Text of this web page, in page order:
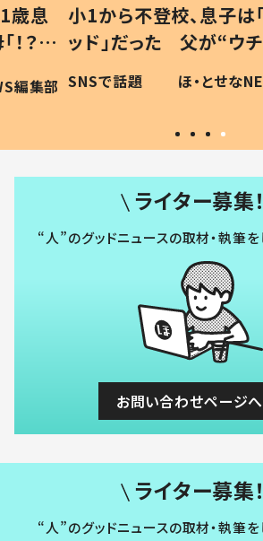
歳息
？」
編集部
小1から不登校、息子は
ッド」だった 父が“ウ
作り続ける理由とは #
#令和の子
SNSで話題 ほ・とせな
ライター募集！
“人”のグッドニュースの取材・執筆
お問い合わせページへ
ライター募集！
“人”のグッドニュースの取材・執筆